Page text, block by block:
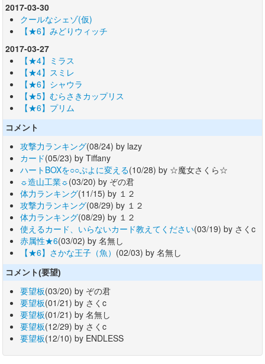
2017-03-30
クールなシェゾ(仮)
【★6】みどりウィッチ
2017-03-27
【★4】ミラス
【★4】スミレ
【★6】シャウラ
【★5】むらさきカップリス
【★6】プリム
コメント
攻撃力ランキング(08/24) by lazy
カード(05/23) by Tiffany
ハートBOXを○○ぷよに変える(10/28) by ☆魔女さくら☆
☼造山工業☼(03/20) by ぞの君
体力ランキング(11/15) by １２
攻撃力ランキング(08/29) by １２
体力ランキング(08/29) by １２
使えるカード、いらないカード教えてください(03/19) by さくc
赤属性★6(03/02) by 名無し
【★6】さかな王子（魚） (02/03) by 名無し
コメント(要望)
要望板(03/20) by ぞの君
要望板(01/21) by さくc
要望板(01/21) by 名無し
要望板(12/29) by さくc
要望板(12/10) by ENDLESS